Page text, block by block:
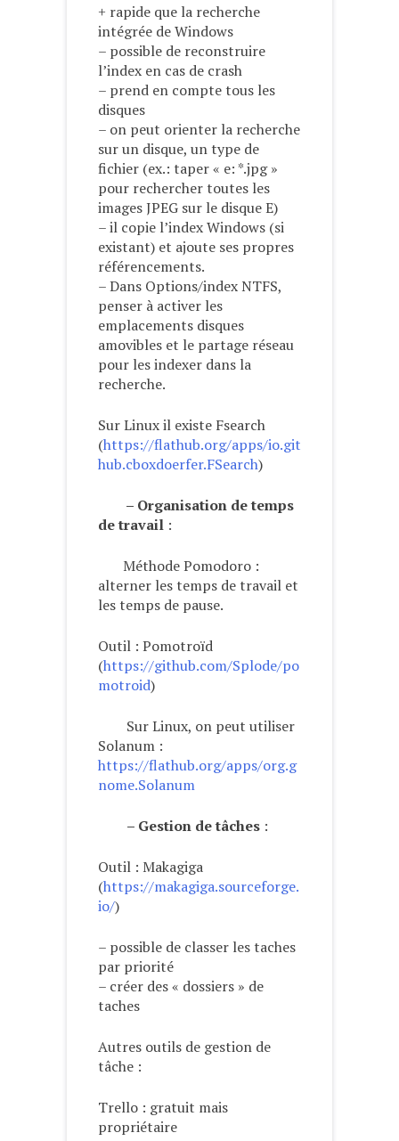
+ rapide que la recherche
intégrée de Windows
– possible de reconstruire
l’index en cas de crash
– prend en compte tous les
disques
– on peut orienter la recherche
sur un disque, un type de
fichier (ex.: taper « e: *.jpg »
pour rechercher toutes les
images JPEG sur le disque E)
– il copie l’index Windows (si
existant) et ajoute ses propres
référencements.
– Dans Options/index NTFS,
penser à activer les
emplacements disques
amovibles et le partage réseau
pour les indexer dans la
recherche.
Sur Linux il existe Fsearch
(https://flathub.org/apps/io.git
hub.cboxdoerfer.FSearch)
– Organisation de temps
de travail :
Méthode Pomodoro :
alterner les temps de travail et
les temps de pause.
Outil : Pomotroïd
(https://github.com/Splode/po
motroid)
Sur Linux, on peut utiliser
Solanum :
https://flathub.org/apps/org.g
nome.Solanum
– Gestion de tâches :
Outil : Makagiga
(https://makagiga.sourceforge.
io/)
– possible de classer les taches
par priorité
– créer des « dossiers » de
taches
Autres outils de gestion de
tâche :
Trello : gratuit mais
propriétaire